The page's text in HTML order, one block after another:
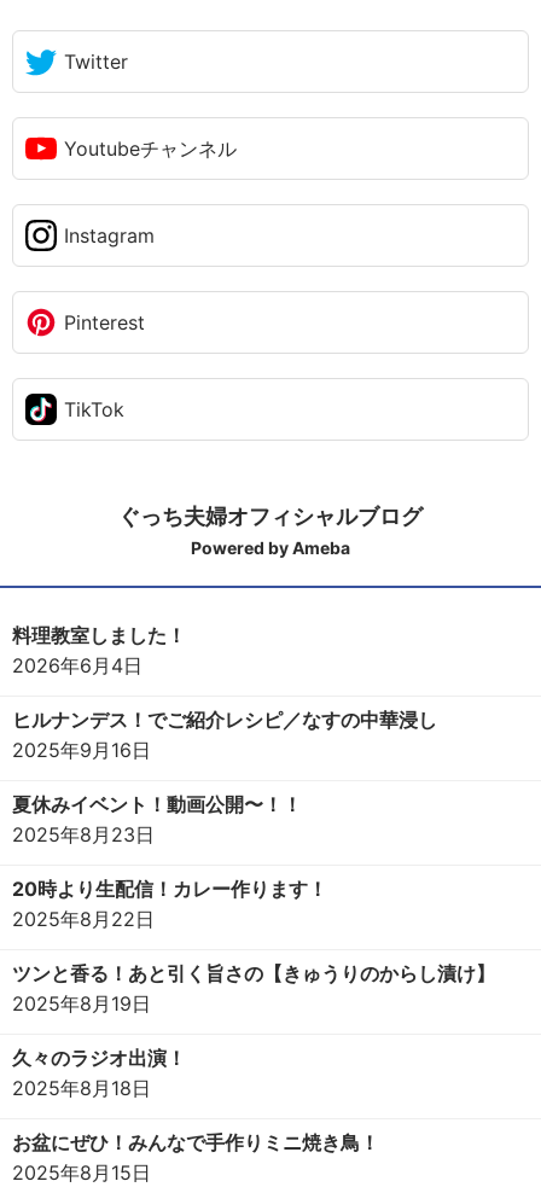
Twitter
Youtubeチャンネル
Instagram
Pinterest
TikTok
ぐっち夫婦オフィシャルブログ
Powered by Ameba
料理教室しました！
2026年6月4日
ヒルナンデス！でご紹介レシピ／なすの中華浸し
2025年9月16日
夏休みイベント！動画公開〜！！
2025年8月23日
20時より生配信！カレー作ります！
2025年8月22日
ツンと香る！あと引く旨さの【きゅうりのからし漬け】
2025年8月19日
久々のラジオ出演！
2025年8月18日
お盆にぜひ！みんなで手作りミニ焼き鳥！
2025年8月15日